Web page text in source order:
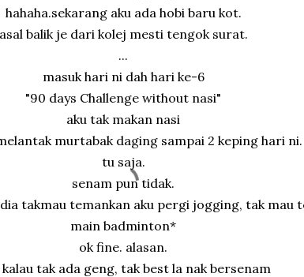
hahaha.sekarang aku ada hobi baru kot.
asal balik je dari kolej mesti tengok surat.
...
masuk hari ni dah hari ke-6
"90 days Challenge without nasi"
aku tak makan nasi
murtabak daging sampai 2 keping hari ni.
tu saja.
senam pun tidak.
takmau temankan aku pergi jogging, tak mau
main badminton*
ok fine. alasan.
tak ada geng, tak best la nak bersenam